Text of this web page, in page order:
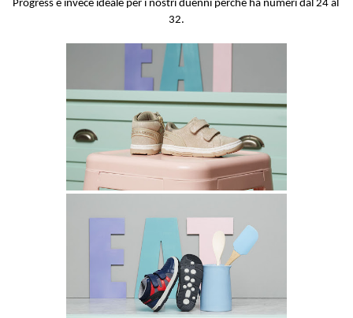
Progress è invece ideale per i nostri duenni perché ha numeri dal 24 al
32.